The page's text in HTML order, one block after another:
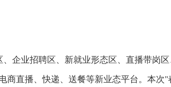
企业招聘区、新就业形态区、直播带岗
商直播、快递、送餐等新业态平台。本次